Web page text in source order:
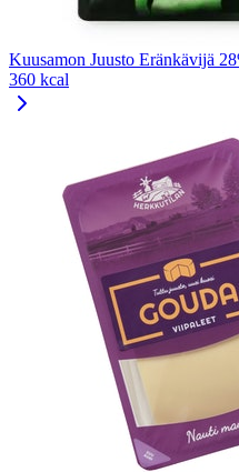
Kuusamon Juusto Eränkävijä
360 kcal